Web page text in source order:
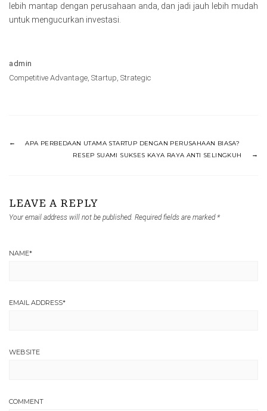
lebih mantap dengan perusahaan anda, dan jadi jauh lebih mudah
untuk mengucurkan investasi.
admin
Competitive Advantage Startup Strategic
APA PERBEDAAN UTAMA STARTUP DENGAN PERUSAHAAN BIASA?
RESEP SUAMI SUKSES KAYA RAYA ANTI SELINGKUH
LEAVE A REPLY
Your email address will not be published. Required fields are marked *
NAME*
EMAIL ADDRESS*
WEBSITE
COMMENT